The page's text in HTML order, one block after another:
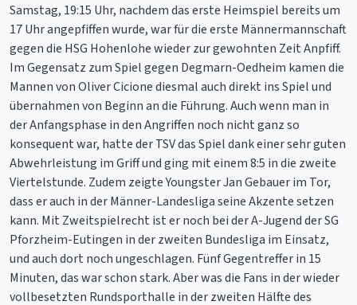
Samstag, 19:15 Uhr, nachdem das erste Heimspiel bereits um
17 Uhr angepfiffen wurde, war für die erste Männermannschaft
gegen die HSG Hohenlohe wieder zur gewohnten Zeit Anpfiff.
Im Gegensatz zum Spiel gegen Degmarn-Oedheim kamen die
Mannen von Oliver Cicione diesmal auch direkt ins Spiel und
übernahmen von Beginn an die Führung. Auch wenn man in
der Anfangsphase in den Angriffen noch nicht ganz so
konsequent war, hatte der TSV das Spiel dank einer sehr guten
Abwehrleistung im Griff und ging mit einem 8:5 in die zweite
Viertelstunde. Zudem zeigte Youngster Jan Gebauer im Tor,
dass er auch in der Männer-Landesliga seine Akzente setzen
kann. Mit Zweitspielrecht ist er noch bei der A-Jugend der SG
Pforzheim-Eutingen in der zweiten Bundesliga im Einsatz,
und auch dort noch ungeschlagen. Fünf Gegentreffer in 15
Minuten, das war schon stark. Aber was die Fans in der wieder
vollbesetzten Rundsporthalle in der zweiten Hälfte des